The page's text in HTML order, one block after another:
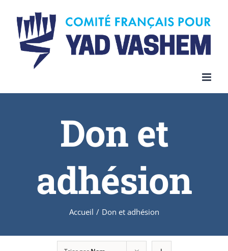
content
Don et
adhésion
Accueil / Don et adhésion